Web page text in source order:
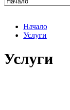
Начало
Услуги
Услуги